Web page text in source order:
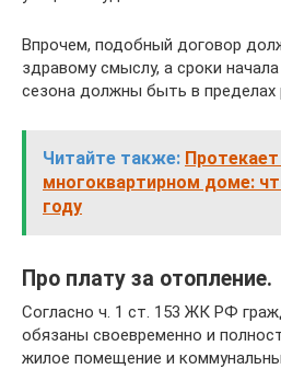
Впрочем, подобный договор
здравому смыслу, а сроки
сезона должны быть в пределах
Читайте также:
многоквартирном доме:
году
Про плату за отопление.
Согласно ч. 1 ст. 153 ЖК РФ
обязаны своевременно и
жилое помещение и